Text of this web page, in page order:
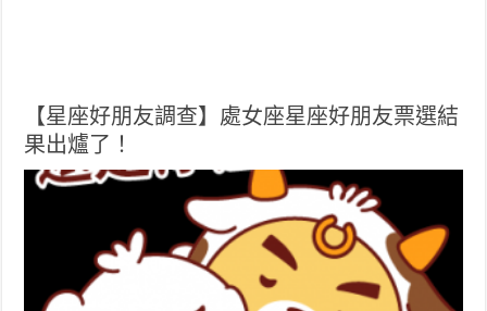
【星座好朋友調查】處女座星座好朋友票選結
果出爐了！